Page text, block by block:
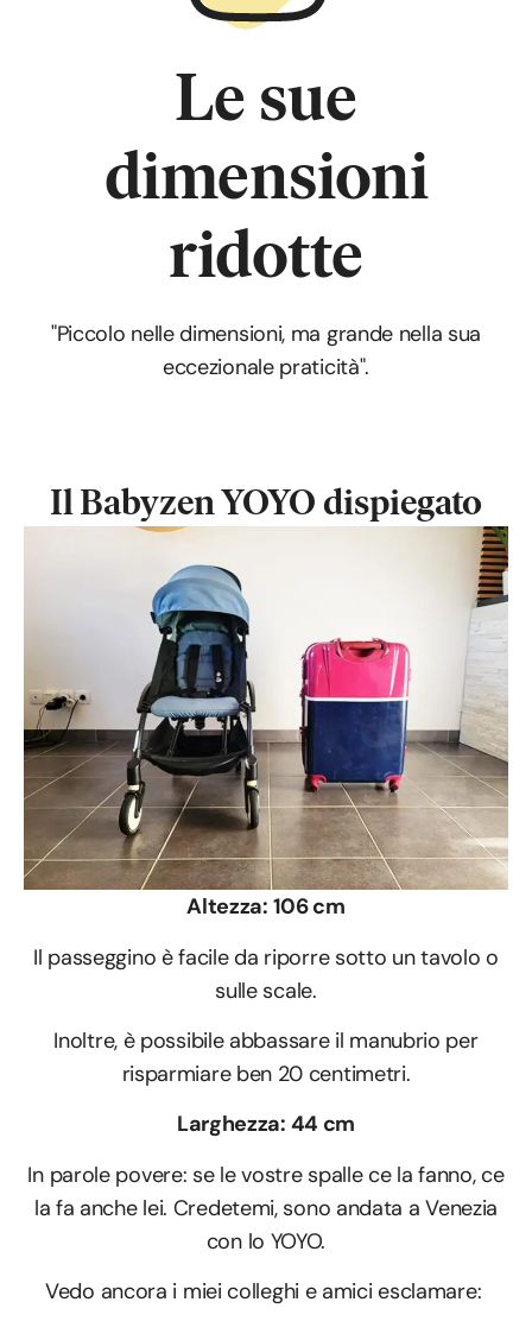
Le sue
dimensioni
ridotte
"Piccolo nelle dimensioni, ma grande nella sua
eccezionale praticità".
Il Babyzen YOYO dispiegato
Altezza: 106 cm
Il passeggino è facile da riporre sotto un tavolo o
sulle scale.
Inoltre, è possibile abbassare il manubrio per
risparmiare ben 20 centimetri.
Larghezza: 44 cm
In parole povere: se le vostre spalle ce la fanno, ce
la fa anche lei. Credetemi, sono andata a Venezia
con lo YOYO.
Vedo ancora i miei colleghi e amici esclamare: